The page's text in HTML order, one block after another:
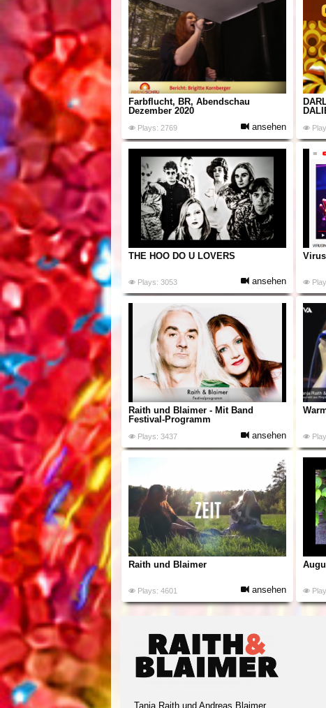
Farbflucht, BR, Abendschau
Dezember 2020
Plays: 2769 ansehen
THE HOO DO U LOVERS
Plays: 3053 ansehen
Raith und Blaimer - Mit Band
Festival-Programm
Plays: 3437 ansehen
Raith und Blaimer
Plays: 4601 ansehen
Tanja Raith und Andreas Blaimer